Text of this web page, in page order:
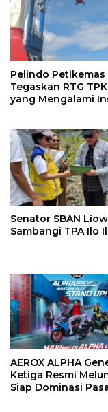
Pelindo Petikemas
Tegaskan RTG
yang Mengalami
Senator SBAN Liow
Sambangi TPA Ilo
AEROX ALPHA
Ketiga Resmi
Siap Dominasi